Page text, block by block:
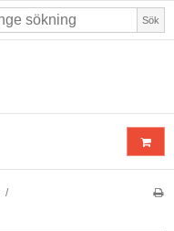
Sök
/